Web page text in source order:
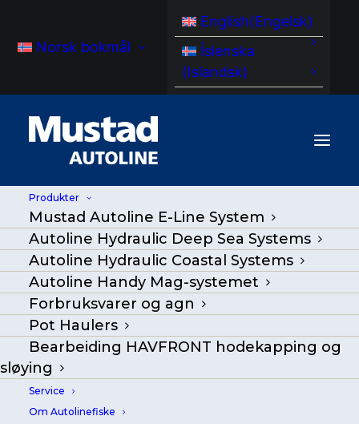
Norsk bokmål
English(Engelsk)
Íslenska
(Islandsk)
Produkter
Mustad Autoline E-Line System
Autoline Hydraulic Deep Sea Systems
Autoline Hydraulic Coastal Systems
Autoline Handy Mag-systemet
Forbruksvarer og agn
Pot Haulers
Bearbeiding HAVFRONT hodekapping og
sløying
Service
Om Autolinefiske
MA PLS-kontrollsystem
Hjem/Produkter|Go Back